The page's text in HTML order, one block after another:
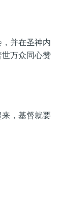
并在圣神内
万众同心赞
，基督就要